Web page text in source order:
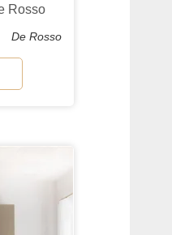
Rosso
De Rosso